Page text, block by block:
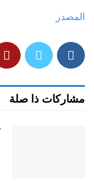
المصدر
مشاركات ذا صلة